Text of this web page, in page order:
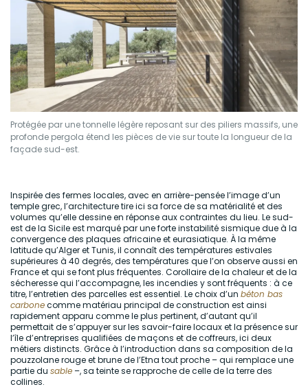
Protégée par une tonnelle légère reposant sur des piliers massifs, une
profonde pergola étend les pièces de vie sur toute la longueur de la
façade sud-est.
Inspirée des fermes locales, avec en arrière-pensée l’image d’un
temple grec, l’architecture tire ici sa forcede sa matérialité et des
volumes qu’elle dessine en réponse aux contraintes du lieu. Le sud-
est de la Sicile est marqué par une forte instabilité sismique due à la
convergence des plaques africaine et eurasiatique. À la même
latitude qu’Alger et Tunis, il connaît des températures estivales
supérieures à 40 degrés, des températures que l’on observe aussi en
France et qui se font plus fréquentes. Corollaire de la chaleur et de la
sécheresse qui l’accompagne, les incendies y sont fréquents : à ce
titre, l’entretien des parcelles est essentiel. Le choix d’un béton bas
carbonecomme matériau principal de construction est ainsi
rapidement apparu comme le plus pertinent, d’autant qu’il
permettait de s’appuyer sur les savoir-faire locaux et la présence sur
l’île d’entreprises qualifiées de maçons et de coffreurs, ici deux
métiers distincts. Grâce à l’introduction dans sa composition de la
pouzzolane rouge et brune de l’Etna tout proche – qui remplace une
partie du sable –, sa teinte se rapproche de celle de la terre des
collines.